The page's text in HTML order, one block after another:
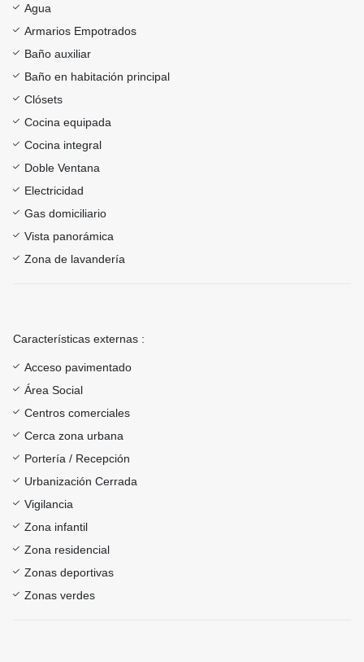
Agua
Armarios Empotrados
Baño auxiliar
Baño en habitación principal
Clósets
Cocina equipada
Cocina integral
Doble Ventana
Electricidad
Gas domiciliario
Vista panorámica
Zona de lavandería
Características externas :
Acceso pavimentado
Área Social
Centros comerciales
Cerca zona urbana
Portería / Recepción
Urbanización Cerrada
Vigilancia
Zona infantil
Zona residencial
Zonas deportivas
Zonas verdes